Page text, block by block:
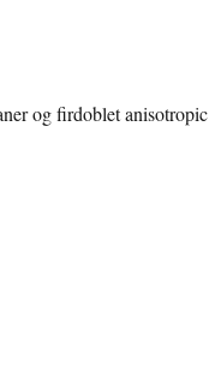
og firdoblet anisotropic